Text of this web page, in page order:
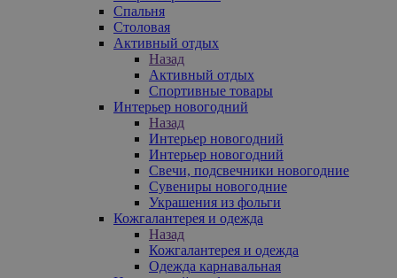
Спальня
Столовая
Активный отдых
Назад
Активный отдых
Спортивные товары
Интерьер новогодний
Назад
Интерьер новогодний
Интерьер новогодний
Свечи, подсвечники новогодние
Сувениры новогодние
Украшения из фольги
Кожгалантерея и одежда
Назад
Кожгалантерея и одежда
Одежда карнавальная